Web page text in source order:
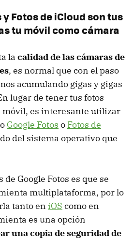
y Fotos de iCloud son tus
tu móvil como cámara
la calidad de las cámaras de
, es normal que con el paso
acumulando gigas y gigas
lugar de tener tus fotos
móvil, es interesante utilizar
Google Fotos o Fotos de
del sistema operativo que
Google Fotos es que se
multiplataforma, por lo
tanto en iOS como en
es una opción
una copia de seguridad de